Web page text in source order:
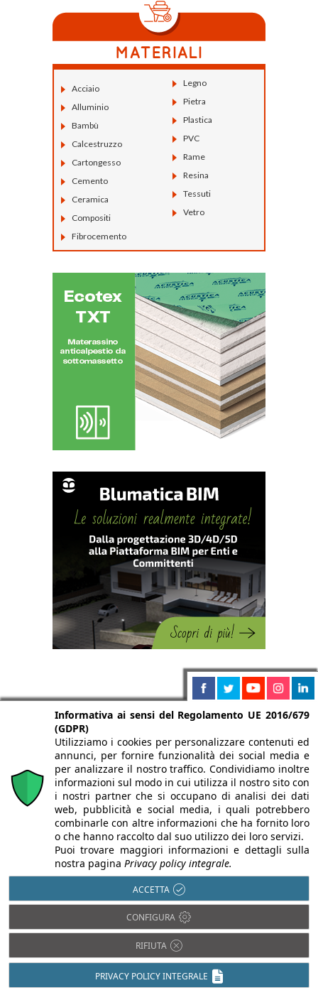
Acciaio
Alluminio
Bambù
Calcestruzzo
Cartongesso
Cemento
Ceramica
Compositi
Fibrocemento
Legno
Pietra
Plastica
PVC
Rame
Resina
Tessuti
Vetro
Informativa ai sensi del Regolamento UE 2016/679
(GDPR)
Utilizziamo i cookies per personalizzare contenuti ed
annunci, per fornire funzionalità dei social media e
per analizzare il nostro traffico. Condividiamo inoltre
informazioni sul modo in cui utilizza il nostro sito con
i nostri partner che si occupano di analisi dei dati
web, pubblicità e social media, i quali potrebbero
combinarle con altre informazioni che ha fornito loro
o che hanno raccolto dal suo utilizzo dei loro servizi.
Puoi trovare maggiori informazioni e dettagli sulla
nostra pagina Privacy policy integrale.
ACCETTA
CONFIGURA
RIFIUTA
PRIVACY POLICY INTEGRALE